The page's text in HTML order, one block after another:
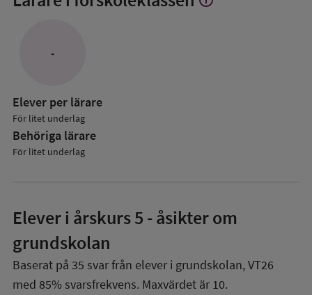
-
Elever per lärare
För litet underlag
Behöriga lärare
För litet underlag
Elever i årskurs 5 - åsikter om
grundskolan
Baserat på 35 svar från elever i grundskolan,VT26
med 85% svarsfrekvens. Maxvärdet är 10.